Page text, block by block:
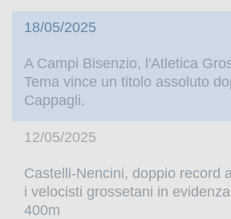
18/05/2025
A Campi Bisenzio, l'Atletica
Tema vince un titolo assoluto
Cappagli.
12/05/2025
Castelli-Nencini, doppio record
i velocisti grossetani in
400m